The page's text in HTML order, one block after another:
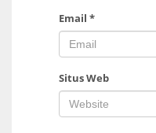
Email *
Situs Web